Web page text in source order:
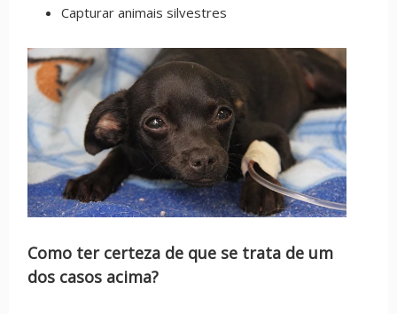
Capturar animais silvestres
Como ter certeza de que se trata de um
dos casos acima?